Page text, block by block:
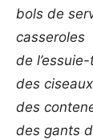
bols de
casseroles
de
des
des
des gants